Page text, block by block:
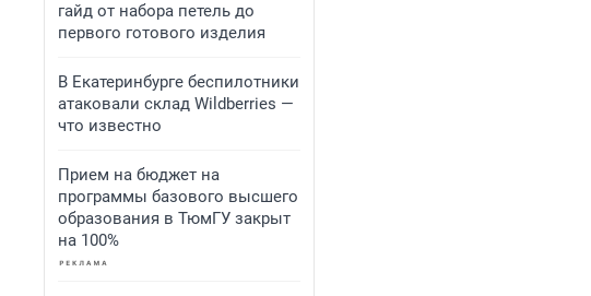
гайд от набора петель до
первого готового изделия
В Екатеринбурге беспилотники
атаковали склад Wildberries —
что известно
Прием на бюджет на
программы базового высшего
образования в ТюмГУ закрыт
на 100%